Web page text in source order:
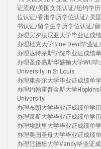
证流程/美国文凭认证/纽约学
位认证/香港学历学位认证/ 美
书认证/留学生学历学位认证/
办理宾夕法尼亚大学毕业证成
办理杜克大学Blue Devil毕业
办理达特茅斯学院毕业证成绩
办理圣路易斯华盛顿大学WU
University in St Louis
办理康奈尔大学毕业证成绩单
办理约翰霍普金斯大学
University
办理布朗大学毕业证成绩单学
办理莱斯大学毕业证成绩单学
办理埃默里大学毕业证成绩单
办理美国圣母大学毕业证成绩
办理范德堡大学Vandy毕业证